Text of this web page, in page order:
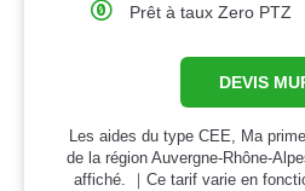
Prêt à taux Zero PTZ
DEVIS
Les aides du type CEE, Ma
de la région Auvergne-Rhône-
affiché. ｜Ce tarif varie en